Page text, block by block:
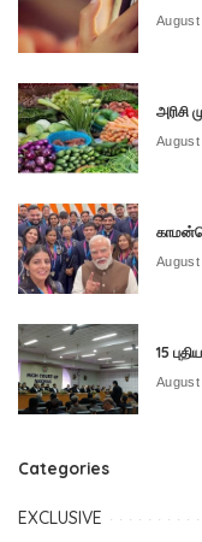
அரிசி
15
Categories
EXCLUSIVE